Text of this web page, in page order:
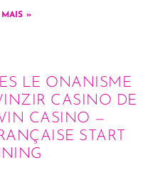
MAIS »
LE ONANISME
CASINO DE
CASINO —
START